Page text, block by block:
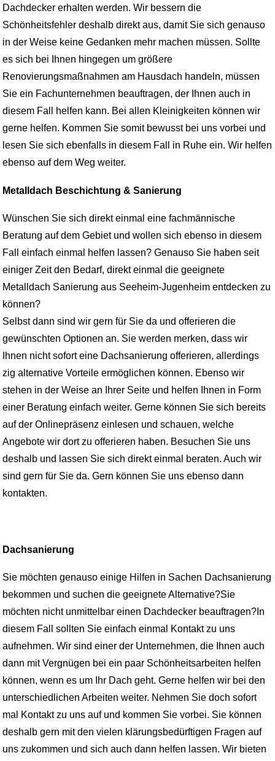
Dachdecker erhalten werden. Wir bessern die
Schönheitsfehler deshalb direkt aus, damit Sie sich genauso
in der Weise keine Gedanken mehr machen müssen. Sollte
es sich bei Ihnen hingegen um größere
Renovierungsmaßnahmen am Hausdach handeln, müssen
Sie ein Fachunternehmen beauftragen, der Ihnen auch in
diesem Fall helfen kann. Bei allen Kleinigkeiten können wir
gerne helfen. Kommen Sie somit bewusst bei uns vorbei und
lesen Sie sich ebenfalls in diesem Fall in Ruhe ein. Wir helfen
ebenso auf dem Weg weiter.
Metalldach Beschichtung & Sanierung
Wünschen Sie sich direkt einmal eine fachmännische
Beratung auf dem Gebiet und wollen sich ebenso in diesem
Fall einfach einmal helfen lassen? Genauso Sie haben seit
einiger Zeit den Bedarf, direkt einmal die geeignete
Metalldach Sanierung aus Seeheim-Jugenheim entdecken zu
können?
Selbst dann sind wir gern für Sie da und offerieren die
gewünschten Optionen an. Sie werden merken, dass wir
Ihnen nicht sofort eine Dachsanierung offerieren, allerdings
zig alternative Vorteile ermöglichen können. Ebenso wir
stehen in der Weise an Ihrer Seite und helfen Ihnen in Form
einer Beratung einfach weiter. Gerne können Sie sich bereits
auf der Onlinepräsenz einlesen und schauen, welche
Angebote wir dort zu offerieren haben. Besuchen Sie uns
deshalb und lassen Sie sich direkt einmal beraten. Auch wir
sind gern für Sie da. Gern können Sie uns ebenso dann
kontakten.
Dachsanierung
Sie möchten genauso einige Hilfen in Sachen Dachsanierung
bekommen und suchen die geeignete Alternative?Sie
möchten nicht unmittelbar einen Dachdecker beauftragen?In
diesem Fall sollten Sie einfach einmal Kontakt zu uns
aufnehmen. Wir sind einer der Unternehmen, die Ihnen auch
dann mit Vergnügen bei ein paar Schönheitsarbeiten helfen
können, wenn es um Ihr Dach geht. Gerne helfen wir bei den
unterschiedlichen Arbeiten weiter. Nehmen Sie doch sofort
mal Kontakt zu uns auf und kommen Sie vorbei. Sie können
deshalb gern mit den vielen klärungsbedürftigen Fragen auf
uns zukommen und sich auch dann helfen lassen. Wir bieten